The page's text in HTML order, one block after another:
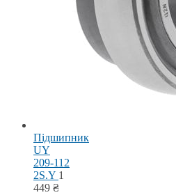
Підшипник
UY
209-112
2S.Y 1
449 ₴